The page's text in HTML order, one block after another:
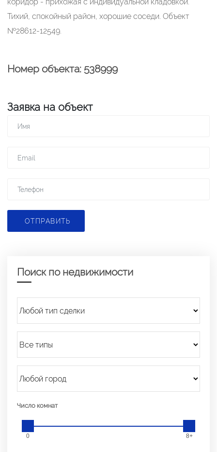
Тихий, спокойный район, хорошие соседи. Объект
№28612-12549.
Номер объекта: 538999
Заявка на объект
ОТПРАВИТЬ
Поиск по недвижимости
Число комнат
0 8+